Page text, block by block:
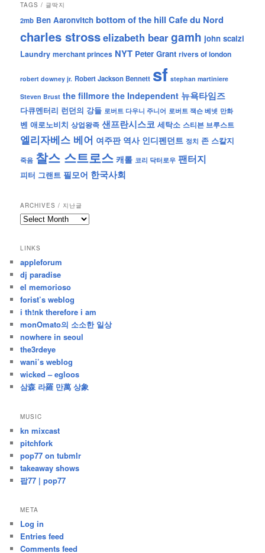
TAGS / 글딱지
2mb Ben Aaronvitch bottom of the hill Cafe du Nord
charles strosselizabeth beargamh john scalzi
Laundry merchant princes NYT Peter Grant rivers of london
robert downey jr. Robert Jackson Bennett sf stephan martiniere
Steven Brust the fillmore the Independent 뉴욕타임즈
다큐멘터리 런던의 강들 로버트 다우니 주니어 로버트 잭슨 베넷 만화
벤 애로노비치 상업왕족 샌프란시스코 세탁소 스티븐 브루스트
엘리자베스 베어 여주판 역사 인디펜던트 정치 존 스칼지
죽음 찰스 스트로스 캐롤 코리 닥터로우 팬터지
피터 그랜트 필모어 한국사회
ARCHIVES / 지난글
archives
난
글
LINKS
appleforum
dj paradise
el memorioso
forist’s weblog
i th!nk therefore i am
monOmato의 소소한 일상
nowhere in seoul
the3rdeye
wani’s weblog
wicked – egloos
삼森 라羅 만萬 상象
MUSIC
kn mixcast
pitchfork
pop77 on tubmlr
takeaway shows
팝77 | pop77
META
Log in
Entries feed
Comments feed